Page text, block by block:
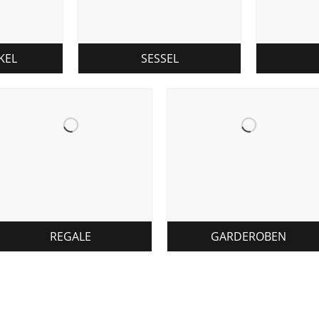
SESSEL
REGALE GARDEROBEN